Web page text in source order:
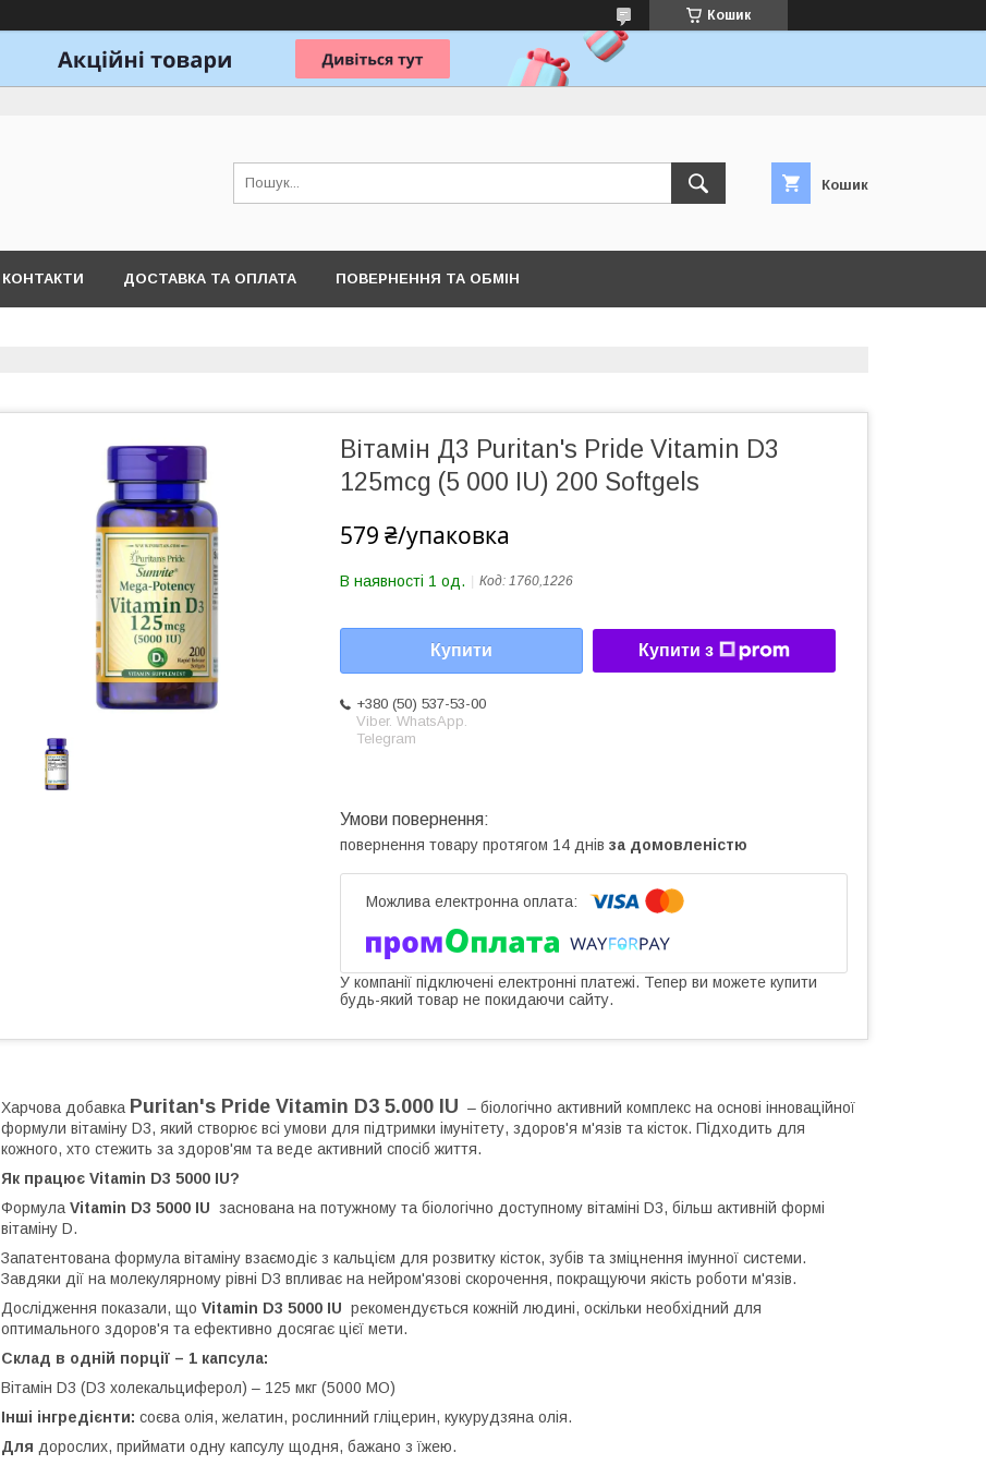
Кошик
Кошик
КОНТАКТИ ДОСТАВКА ТА ОПЛАТА ПОВЕРНЕННЯ ТА ОБМІН
Вітамін Д3 Puritan's Pride Vitamin D3
125mcg (5 000 IU) 200 Softgels
579 ₴/упаковка
В наявності 1 од. Код: 1760,1226
Купити Купити з
+380 (50) 537-53-00
Viber. WhatsApp.
Telegram
повернення товару протягом 14 днів за домовленістю
У компанії підключені електронні платежі. Тепер ви можете купити
будь-який товар не покидаючи сайту.
Харчова добавка Puritan's Pride Vitamin D3 5.000 IU – біологічно активний комплекс на основі інноваційної
формули вітаміну D3, який створює всі умови для підтримки імунітету, здоров'я м'язів та кісток. Підходить для
кожного, хто стежить за здоров'ям та веде активний спосіб життя.
Як працює Vitamin D3 5000 IU?
Формула Vitamin D3 5000 IU заснована на потужному та біологічно доступному вітаміні D3, більш активній формі
вітаміну D.
Запатентована формула вітаміну взаємодіє з кальцієм для розвитку кісток, зубів та зміцнення імунної системи.
Завдяки дії на молекулярному рівні D3 впливає на нейром'язові скорочення, покращуючи якість роботи м'язів.
Дослідження показали, що Vitamin D3 5000 IU рекомендується кожній людині, оскільки необхідний для
оптимального здоров'я та ефективно досягає цієї мети.
Склад в одній порції – 1 капсула:
Вітамін D3 (D3 холекальциферол) – 125 мкг (5000 МО)
Інші інгредієнти: соєва олія, желатин, рослинний гліцерин, кукурудзяна олія.
Для дорослих, приймати одну капсулу щодня, бажано з їжею.